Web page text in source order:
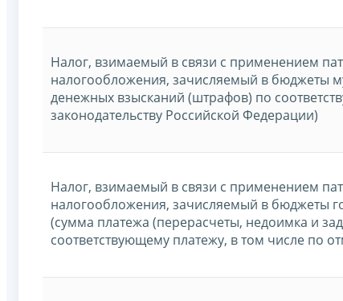
Налог, взимаемый в связи с применением
налогообложения, зачисляемый в бюджеты
денежных взысканий (штрафов) по
законодательству Российской Федерации)
Налог, взимаемый в связи с применением
налогообложения, зачисляемый в бюджеты
(сумма платежа (перерасчеты, недоимка и
соответствующему платежу, в том числе по